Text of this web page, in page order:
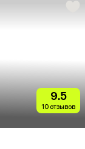
9.5
10 отзывов